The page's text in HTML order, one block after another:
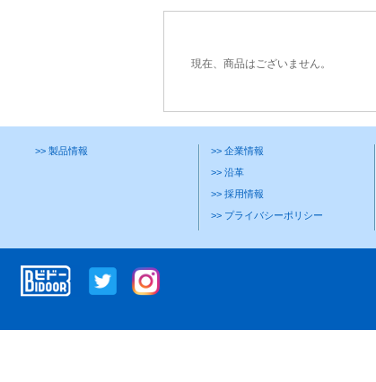
現在、商品はございません。
>> 製品情報
>> 企業情報
>> 沿革
>> 採用情報
>> プライバシーポリシー